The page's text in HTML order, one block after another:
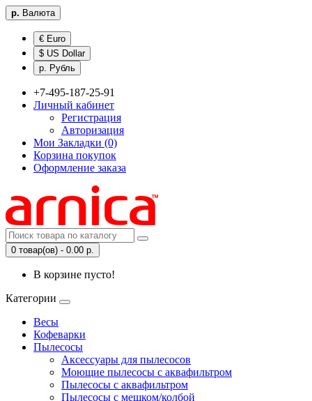
р. Валюта
€ Euro
$ US Dollar
р. Рубль
+7-495-187-25-91
Личный кабинет
Регистрация
Авторизация
Мои Закладки (0)
Корзина покупок
Оформление заказа
0 товар(ов) - 0.00 р.
В корзине пусто!
Категории
Весы
Кофеварки
Пылесосы
Аксессуары для пылесосов
Моющие пылесосы с аквафильтром
Пылесосы с аквафильтром
Пылесосы с мешком/колбой